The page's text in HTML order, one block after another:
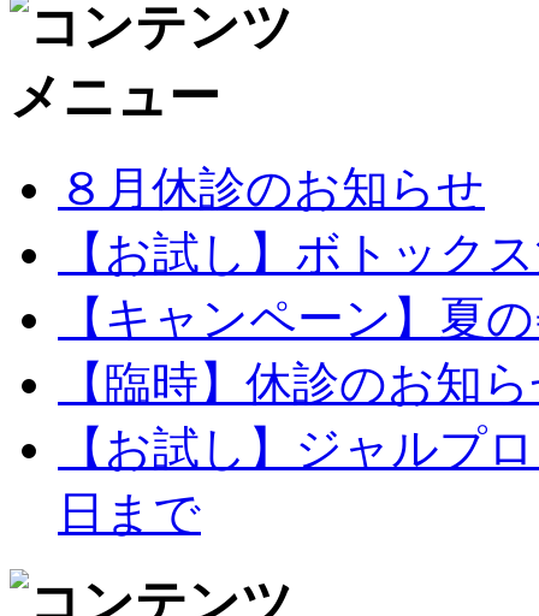
８月休診のお知らせ
【お試し】ボトック
【キャンペーン】夏
【臨時】休診のお知
【お試し】ジャルプ
日まで